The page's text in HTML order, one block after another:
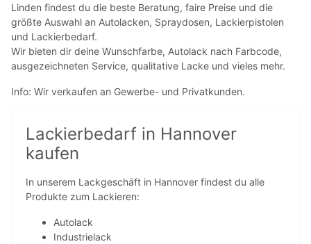
Linden findest du die beste Beratung, faire Preise und die
größte Auswahl an Autolacken, Spraydosen, Lackierpistolen
und Lackierbedarf.
Wir bieten dir deine Wunschfarbe, Autolack nach Farbcode,
ausgezeichneten Service, qualitative Lacke und vieles mehr.
Info: Wir verkaufen an Gewerbe- und Privatkunden.
Lackierbedarf in Hannover
kaufen
In unserem Lackgeschäft in Hannover findest du alle
Produkte zum Lackieren:
Autolack
Industrielack